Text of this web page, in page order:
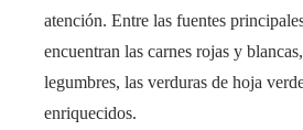
atención. Entre las fuentes
encuentran las carnes rojas y
legumbres, las verduras de hoja
enriquecidos.